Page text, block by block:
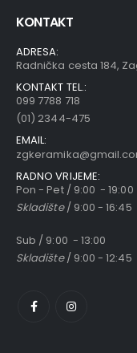
KONTAKT
ADRESA:
Radnička cesta 184,
KONTAKT TEL.:
099 7788 718
(01) 2344-475
EMAIL:
RADNO VRIJEME:
Pon - Pet / 9:00 - 19:00
Skladište/ 9:00 - 16:45
Sub / 9:00 - 13:00
Skladište/ 9:00 - 12:45